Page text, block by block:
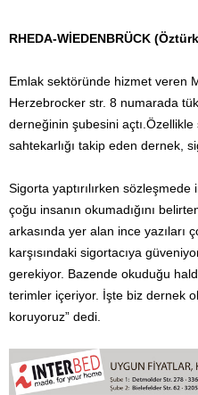
RHEDA-WİEDENBRÜCK
Emlak sektöründe hizmet veren
Herzebrocker str. 8 numarada
derneğinin şubesini açtı.Özellikle
sahtekarlığı takip eden dernek,
Sigorta yaptırılırken sözleşmede
çoğu insanın okumadığını
arkasında yer alan ince yazıları
karşısındaki sigortacıya
gerekiyor. Bazende okuduğu
terimler içeriyor. İşte biz dernek
koruyoruz” dedi.